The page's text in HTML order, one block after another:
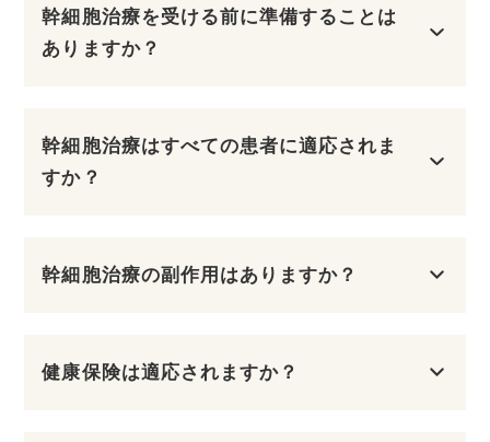
幹細胞治療を受ける前に準備することは
ありますか？
幹細胞治療はすべての患者に適応されま
すか？
幹細胞治療の副作用はありますか？
健康保険は適応されますか？